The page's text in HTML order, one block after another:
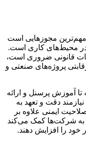
مهم‌ترین مجوزهایی است
در محیط‌های کاری است.
قانونی ضروری است،
پروژه‌های صنعتی و
آموزش پرسنل و ارائه
دقت و تعهد به
ایمنی علاوه بر
به شرکت‌ها کمک می‌کند
را افزایش دهند.